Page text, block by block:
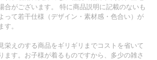
合がございます。 特に商品説明に記載のないも
って若干仕様（デザイン・素材感・色合い）が
す。
栄えのする商品をギリギリまでコストを省いて
ます。お子様が着るものですから、多少の雑さ